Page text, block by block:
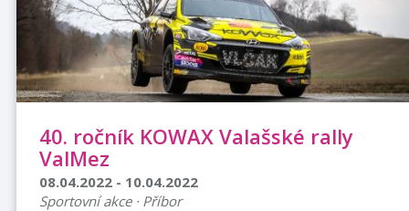
40. ročník KOWAX Valašské rally
ValMez
08.04.2022 - 10.04.2022
Sportovní akce · Příbor